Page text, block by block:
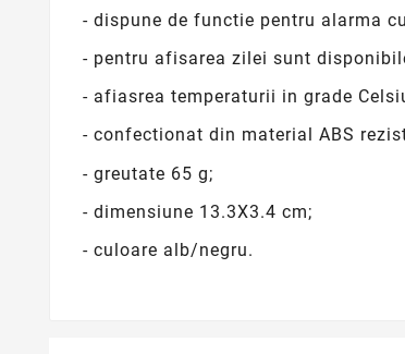
- dispune de functie pentru alarma
- pentru afisarea zilei sunt
- afiasrea temperaturii in grade
- confectionat din material ABS
- greutate 65 g;
- dimensiune 13.3X3.4 cm;
- culoare alb/negru.